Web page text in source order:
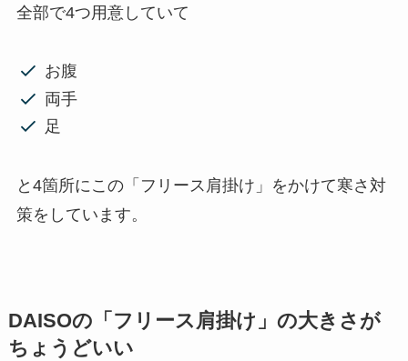
全部で4つ用意していて
お腹
両手
足
と4箇所にこの「フリース肩掛け」をかけて寒さ対
策をしています。
DAISOの「フリース肩掛け」の大きさが
ちょうどいい